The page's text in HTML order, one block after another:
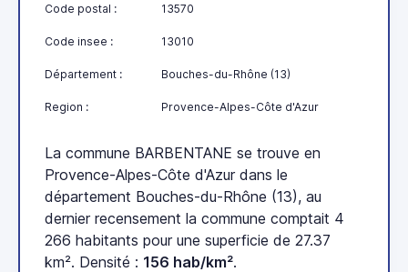
Code postal : 13570
Code insee : 13010
Département : Bouches-du-Rhône (13)
Region : Provence-Alpes-Côte d'Azur
La commune BARBENTANE se trouve en
Provence-Alpes-Côte d'Azur dans le
département Bouches-du-Rhône (13), au
dernier recensement la commune comptait 4
266 habitants pour une superficie de 27.37
km². Densité : 156 hab/km².